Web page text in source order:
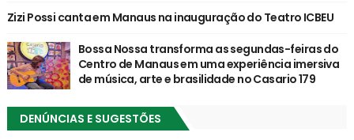
Zizi Possi canta em Manaus na inauguração do Teatro ICBEU
Bossa Nossa transforma as segundas-feiras do
Centro de Manaus em uma experiência imersiva
de música, arte e brasilidade no Casario 179
DENÚNCIAS E SUGESTÕES